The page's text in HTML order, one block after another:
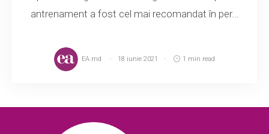
antrenament a fost cel mai recomandat în per...
EA.md 18 iunie 2021 1 min read